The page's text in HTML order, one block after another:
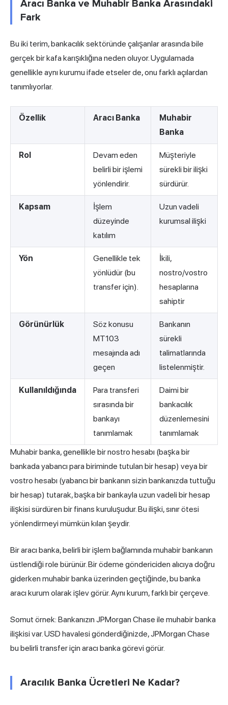
Aracı Banka ve Muhabir Banka Arasındaki
Fark
Bu iki terim, bankacılık sektöründe çalışanlar arasında bile
gerçek bir kafa karışıklığına neden oluyor. Uygulamada
genellikle aynı kurumu ifade etseler de, onu farklı açılardan
tanımlıyorlar.
Özellik Aracı Banka
Muhabir
Banka
Rol
Devam eden
belirli bir işlemi
yönlendirir.
Müşteriyle
sürekli bir ilişki
sürdürür.
Kapsam
İşlem
düzeyinde
katılım
Uzun vadeli
kurumsal ilişki
Yön
Genellikle tek
yönlüdür (bu
transfer için).
İkili,
nostro/vostro
hesaplarına
sahiptir
Görünürlük
Söz konusu
MT103
mesajında adı
geçen
Bankanın
sürekli
talimatlarında
listelenmiştir.
Kullanıldığında
Para transferi
sırasında bir
bankayı
tanımlamak
Daimi bir
bankacılık
düzenlemesini
tanımlamak
Muhabir banka, genellikle bir nostro hesabı (başka bir
bankada yabancı para biriminde tutulan bir hesap) veya bir
vostro hesabı (yabancı bir bankanın sizin bankanızda tuttuğu
bir hesap) tutarak, başka bir bankayla uzun vadeli bir hesap
ilişkisi sürdüren bir finans kuruluşudur. Bu ilişki, sınır ötesi
yönlendirmeyi mümkün kılan şeydir.
Bir aracı banka, belirli bir işlem bağlamında muhabir bankanın
üstlendiği role bürünür. Bir ödeme göndericiden alıcıya doğru
giderken muhabir banka üzerinden geçtiğinde, bu banka
aracı kurum olarak işlev görür. Aynı kurum, farklı bir çerçeve.
Somut örnek: Bankanızın JPMorgan Chase ile muhabir banka
ilişkisi var. USD havalesi gönderdiğinizde, JPMorgan Chase
bu belirli transfer için aracı banka görevi görür.
Aracılık Banka Ücretleri Ne Kadar?